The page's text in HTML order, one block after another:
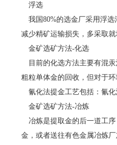
浮选
我国80%的选金厂采用浮选
减少精矿运输损失，多采取
金矿选矿方法-化选
目前的化选方法主要有混汞
粗粒单体金的回收，但对于
氰化法提金工艺包括：氰化
金矿选矿方法-冶炼
冶炼是提取金的后一道工序
金，或者送往有色金属冶炼